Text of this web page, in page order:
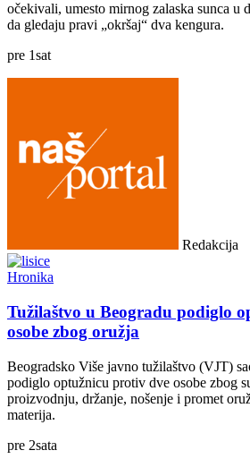
očekivali, umesto mirnog zalaska sunca u
da gledaju pravi „okršaj“ dva kengura.
pre 1sat
Redakcija
Hronika
Tužilaštvo u Beogradu podiglo
osobe zbog oružja
Beogradsko Više javno tužilaštvo (VJT)
podiglo optužnicu protiv dve osobe zbog
proizvodnju, držanje, nošenje i promet
materija.
pre 2sata